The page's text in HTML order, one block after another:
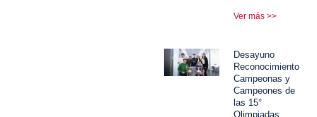
Ver más >>
Desayuno
Reconocimiento
Campeonas y
Campeones de
las 15°
Olimpiadas